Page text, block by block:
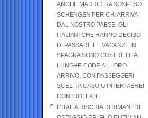
ANCHE MADRID HA SOSPESO
SCHENGEN PER CHI ARRIVA
DAL NOSTRO PAESE, GLI
ITALIANI CHE HANNO DECISO
DI PASSARE LE VACANZE IN
SPAGNA SONO COSTRETTI A
LUNGHE CODE AL LORO
ARRIVO, CON PASSEGGERI
SCELTI A CASO O INTERI AEREI
CONTROLLATI
L’ITALIA RISCHIA DI RIMANERE